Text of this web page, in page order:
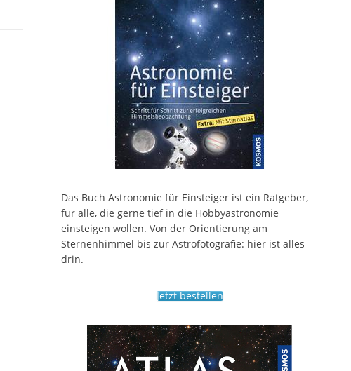
Das Buch Astronomie für Einsteiger ist ein Ratgeber,
für alle, die gerne tief in die Hobbyastronomie
einsteigen wollen. Von der Orientierung am
Sternenhimmel bis zur Astrofotografie: hier ist alles
drin.
Jetzt bestellen